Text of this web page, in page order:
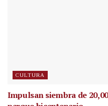
CULTURA
Impulsan siembra de